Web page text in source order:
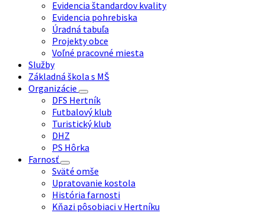
Evidencia štandardov kvality
Evidencia pohrebiska
Úradná tabuľa
Projekty obce
Voľné pracovné miesta
Služby
Základná škola s MŠ
Organizácie
DFS Hertník
Futbalový klub
Turistický klub
DHZ
PS Hôrka
Farnosť
Sväté omše
Upratovanie kostola
História farnosti
Kňazi pôsobiaci v Hertníku